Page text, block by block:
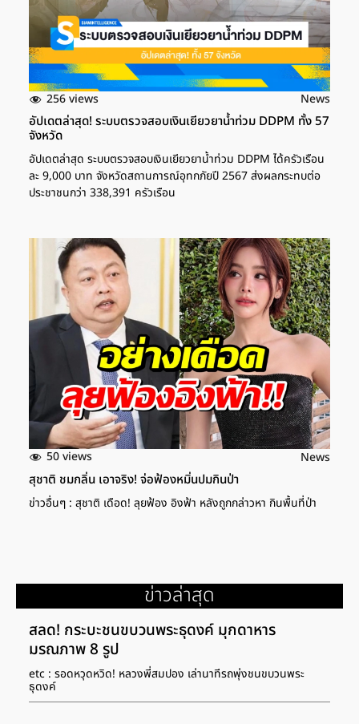
256 views News
อัปเดตล่าสุด! ระบบตรวจสอบเงินเยียวยาน้ำท่วม DDPM ทั้ง 57
จังหวัด
อัปเดตล่าสุด ระบบตรวจสอบเงินเยียวยาน้ำท่วม DDPM ได้ครัวเรือน
ละ 9,000 บาท จังหวัดสถานการณ์อุทกภัยปี 2567 ส่งผลกระทบต่อ
ประชาชนกว่า 338,391 ครัวเรือน
50 views News
สุชาติ ชมกลิ่น เอาจริง! จ่อฟ้องหมิ่นปมกินป่า
ข่าวอื่นๆ : สุชาติ เดือด! ลุยฟ้อง อิงฟ้า หลังถูกกล่าวหา กินพื้นที่ป่า
ข่าวล่าสุด
สลด! กระบะชนขบวนพระธุดงค์ มุกดาหาร
มรณภาพ 8 รูป
etc : รอดหวุดหวิด! หลวงพี่สมปอง เล่านาทีรถพุ่งชนขบวนพระ
ธุดงค์